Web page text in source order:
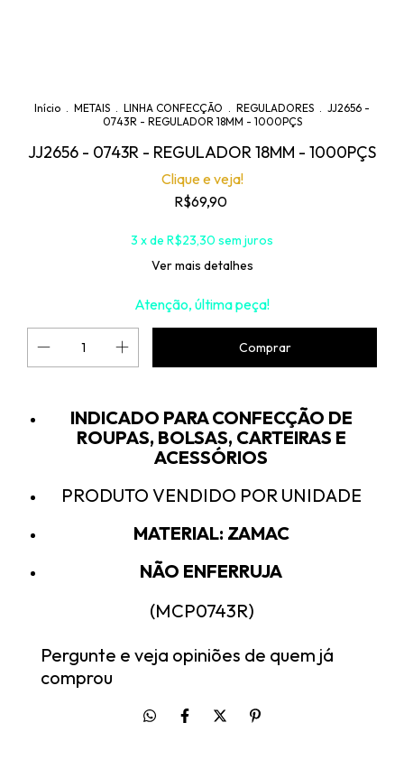
Início . METAIS . LINHA CONFECÇÃO . REGULADORES . JJ2656 -
0743R - REGULADOR 18MM - 1000PÇS
JJ2656 - 0743R - REGULADOR 18MM - 1000PÇS
Clique e veja!
R$69,90
3 x de R$23,30 sem juros
Ver mais detalhes
Atenção, última peça!
INDICADO PARA CONFECÇÃO DE
ROUPAS, BOLSAS, CARTEIRAS E
ACESSÓRIOS
PRODUTO VENDIDO POR UNIDADE
MATERIAL: ZAMAC
NÃO ENFERRUJA
(MCP0743R)
Pergunte e veja opiniões de quem já
comprou